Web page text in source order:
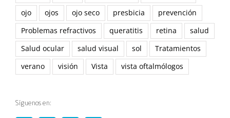
ojo
ojos ojo seco presbicia
prevención
Problemas refractivos
queratitis retina
salud
Salud ocular
salud visual sol
Tratamientos
verano
visión Vista vista oftalmólogos
Síguenos en: